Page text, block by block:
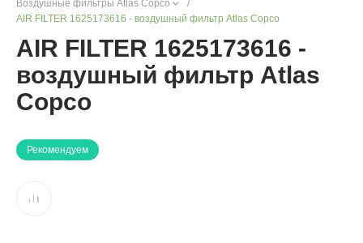
Воздушные фильтры Atlas Copco
/
AIR FILTER 1625173616 - воздушный фильтр Atlas Copco
AIR FILTER 1625173616 -
воздушный фильтр Atlas
Copco
Рекомендуем